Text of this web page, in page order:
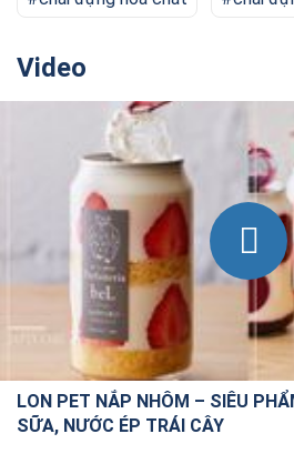
Video
LON PET NẮP NHÔM – SIÊU
SỮA, NƯỚC ÉP TRÁI CÂY